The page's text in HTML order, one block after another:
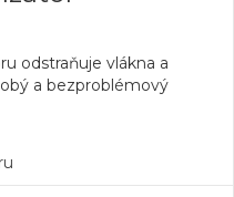
odstraňuje vlákna a
a bezproblémový